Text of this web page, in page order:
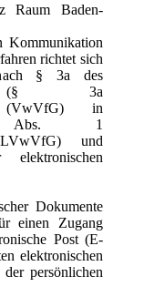
Raum Baden-
Kommunikation
richtet sich
§ 3a des
(§ 3a
(VwVfG) in
Abs. 1
(LVwVfG) und
Dokumente
einen Zugang
Post (E-
elektronischen
persönlichen